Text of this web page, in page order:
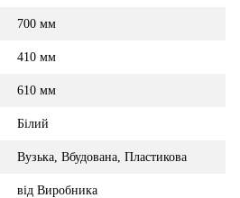
700 мм
410 мм
610 мм
Білий
Вузька, Вбудована, Пластикова
від Виробника